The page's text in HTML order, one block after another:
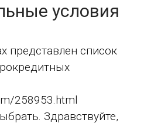
условия
представлен список
258953.html
Здравствуйте,